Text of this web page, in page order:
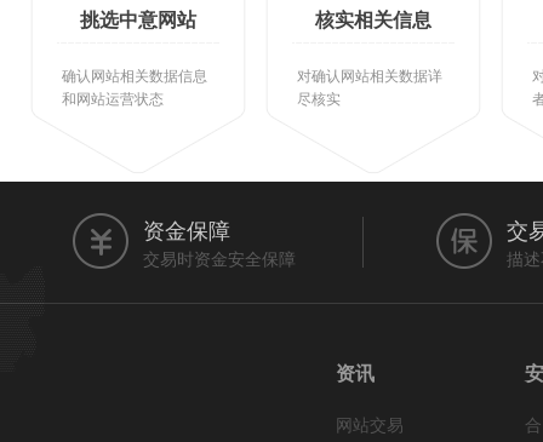
挑选中意网站
确认网站相关数据信息
和网站运营状态
核实相关信息
对确认网站相关数据详
尽核实
资金保障
交易时资金安全保障
交
描
资讯
网站交易